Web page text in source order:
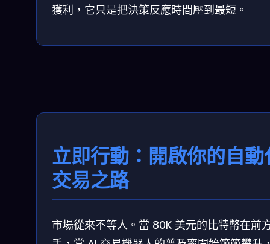
獲利，它只是把決策反應時間壓到最短。
立即行動：開啟你的自動
交易之路
市場從來不等人。當 80K 美元的比特幣在前